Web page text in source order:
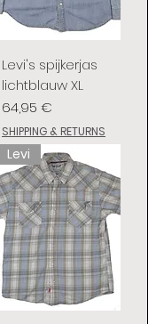
Levi's spijkerjas
lichtblauw XL
Preis
64,95 €
SHIPPING & RETURNS
Levi